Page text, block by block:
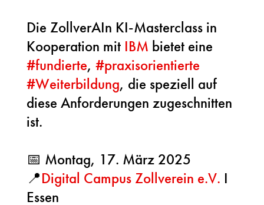
Die ZollverAIn KI-Masterclass in
Kooperation mit IBM bietet eine
#fundierte, #praxisorientierte
#Weiterbildung, die speziell auf
diese Anforderungen zugeschnitten
ist.
📅 Montag, 17. März 2025
📍Digital Campus Zollverein e.V. I
Essen